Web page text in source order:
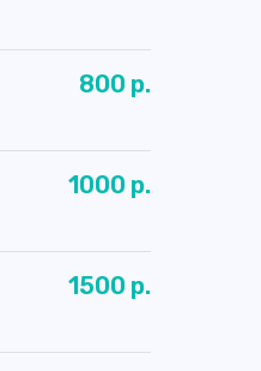
800 р.
1000 р.
1500 р.